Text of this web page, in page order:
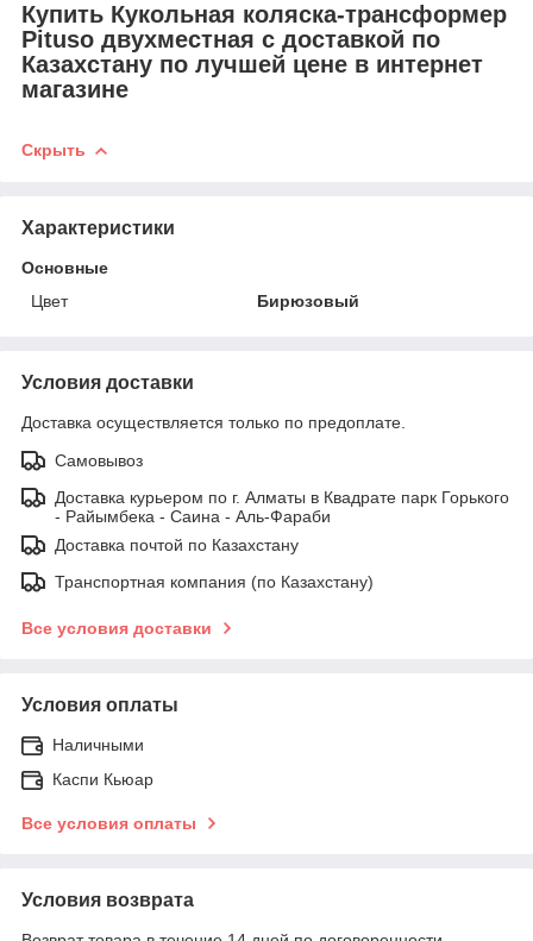
Купить Кукольная коляска-трансформер
Pituso двухместная с доставкой по
Казахстану по лучшей цене в интернет
магазине
Скрыть
Характеристики
Основные
Цвет
Бирюзовый
Условия доставки
Доставка осуществляется только по предоплате.
Самовывоз
Доставка курьером по г. Алматы в Квадрате парк Горького
- Райымбека - Саина - Аль-Фараби
Доставка почтой по Казахстану
Транспортная компания (по Казахстану)
Все условия доставки
Условия оплаты
Наличными
Каспи Кьюар
Все условия оплаты
Условия возврата